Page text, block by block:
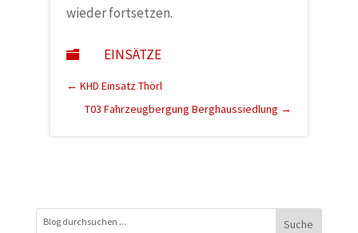
wieder fortsetzen.
 EINSÄTZE
← KHD Einsatz Thörl
T03 Fahrzeugbergung Berghaussiedlung →